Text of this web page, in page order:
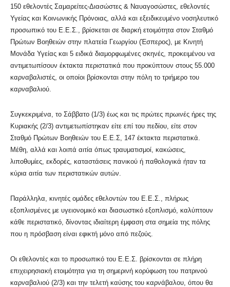
150 εθελοντές Σαμαρείτες-Διασώστες & Ναυαγοσώστες, εθελοντές
Υγείας και Κοινωνικής Πρόνοιας, αλλά και εξειδικευμένο νοσηλευτικό
προσωπικό του Ε.Ε.Σ., βρίσκεται σε διαρκή ετοιμότητα στον Σταθμό
Πρώτων Βοηθειών στην πλατεία Γεωργίου (Έσπερος), με Κινητή
Μονάδα Υγείας και 5 ειδικά διαμορφωμένες σκηνές, προκειμένου να
αντιμετωπίσουν έκτακτα περιστατικά που προκύπτουν στους 55.000
καρναβαλιστές, οι οποίοι βρίσκονται στην πόλη το τριήμερο του
καρναβαλιού.
Συγκεκριμένα, το Σάββατο (1/3) έως και τις πρώτες πρωινές ήρες της
Κυριακής (2/3) αντιμετωπίστηκαν είτε επί του πεδίου, είτε στον
Σταθμό Πρώτων Βοηθειών του Ε.Ε.Σ, 147 έκτακτα περιστατικά.
Μέθη, αλλά και λοιπά αιτία όπως τραυματισμοί, κακώσεις,
λιποθυμίες, εκδορές, καταστάσεις πανικού ή παθολογικά ήταν τα
κύρια αιτία των περιστατικών αυτών.
Παράλληλα, κινητές ομάδες εθελοντών του Ε.Ε.Σ., πλήρως
εξοπλισμένες με υγειονομικό και διασωστικό εξοπλισμό, καλύπτουν
κάθε περιστατικό, δίνοντας ιδιαίτερη έμφαση στα σημεία της πόλης
που η πρόσβαση είναι εφικτή μόνο από πεζούς.
Οι εθελοντές και το προσωπικό του Ε.Ε.Σ. βρίσκονται σε πλήρη
επιχειρησιακή ετοιμότητα για τη σημερινή κορύφωση του πατρινού
καρναβαλιού (2/3) και την τελετή καύσης του καρνάβαλου, όπου θα